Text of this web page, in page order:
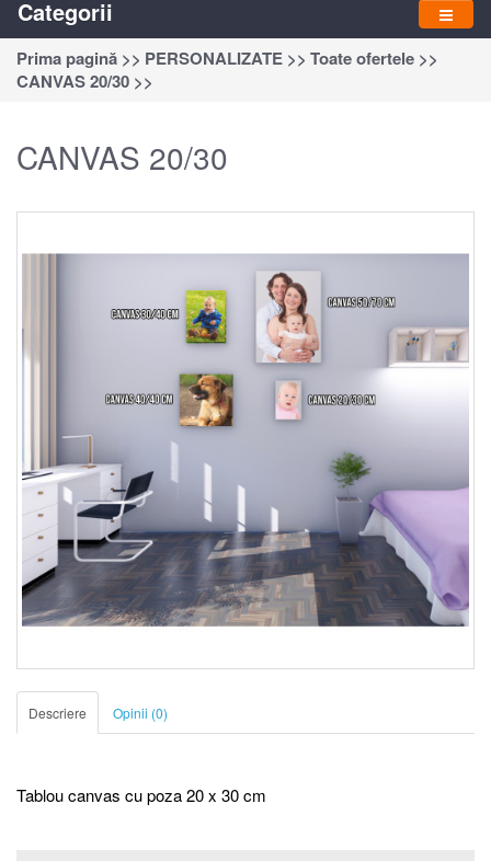
Categorii
Prima pagină >> PERSONALIZATE >> Toate ofertele >>
CANVAS 20/30 >>
CANVAS 20/30
Descriere Opinii (0)
Tablou canvas cu poza 20 x 30 cm